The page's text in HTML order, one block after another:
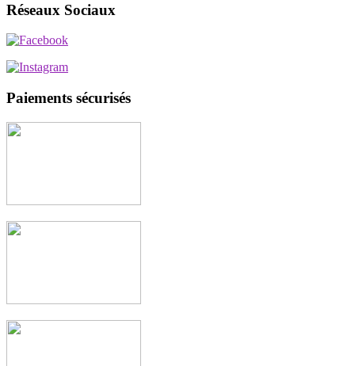
Réseaux Sociaux
Paiements sécurisés